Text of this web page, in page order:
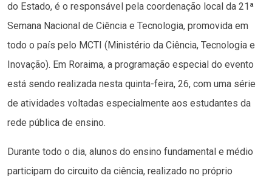
do Estado, é o responsável pela coordenação local da 21ª
Semana Nacional de Ciência e Tecnologia, promovida em
todo o país pelo MCTI (Ministério da Ciência, Tecnologia e
Inovação). Em Roraima, a programação especial do evento
está sendo realizada nesta quinta-feira, 26, com uma série
de atividades voltadas especialmente aos estudantes da
rede pública de ensino.
Durante todo o dia, alunos do ensino fundamental e médio
participam do circuito da ciência, realizado no próprio